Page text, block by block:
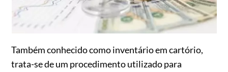
Também conhecido como inventário em cartório,
trata-se de um procedimento utilizado para